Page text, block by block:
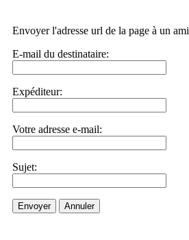
Envoyer l'adresse url de la page à un ami
E-mail du destinataire:
Expéditeur:
Votre adresse e-mail:
Sujet:
Envoyer Annuler